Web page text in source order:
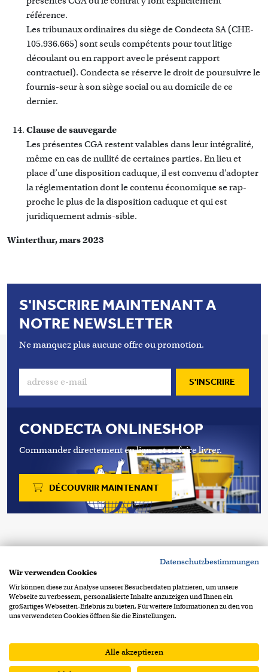
référence.
Les tribunaux ordinaires du siège de Condecta SA (CHE-
105.936.665) sont seuls compétents pour tout litige
découlant ou en rapport avec le présent rapport
contractuel). Condecta se réserve le droit de poursuivre le
fournis-seur à son siège social ou au domicile de ce
dernier.
Clause de sauvegarde
Les présentes CGA restent valables dans leur intégralité,
même en cas de nullité de certaines parties. En lieu et
place d’une disposition caduque, il est convenu d’adopter
la réglementation dont le contenu économique se rap-
proche le plus de la disposition caduque et qui est
juridiquement admis-sible.
Winterthur, mars 2023
S'INSCRIRE MAINTENANT A
NOTRE NEWSLETTER
Ne manquez plus aucune offre ou promotion.
S'INSCRIRE
CONDECTA ONLINESHOP
Commander directement en ligne et se faire livrer.
DÉCOUVRIR MAINTENANT
CH-1040 Echallens
Footer Info MenuProtection des données
Mentions légales
CGA
Datenschutzbestimmungen
Wir verwenden Cookies
Wir können diese zur Analyse unserer Besucherdaten platzieren, um unsere
Webseite zu verbessern, personalisierte Inhalte anzuzeigen und Ihnen ein
großartiges Webseiten-Erlebnis zu bieten. Für weitere Informationen zu den von
uns verwendeten Cookies öffnen Sie die Einstellungen.
Alle akzeptieren